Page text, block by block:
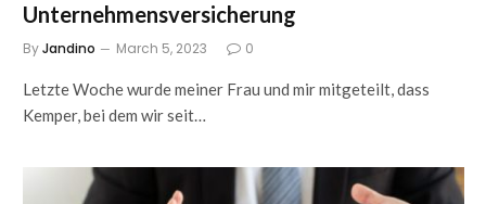
Unternehmensversicherung
ByJandino March 5, 2023 0
Letzte Woche wurde meiner Frau und mir mitgeteilt, dass
Kemper, bei dem wir seit…